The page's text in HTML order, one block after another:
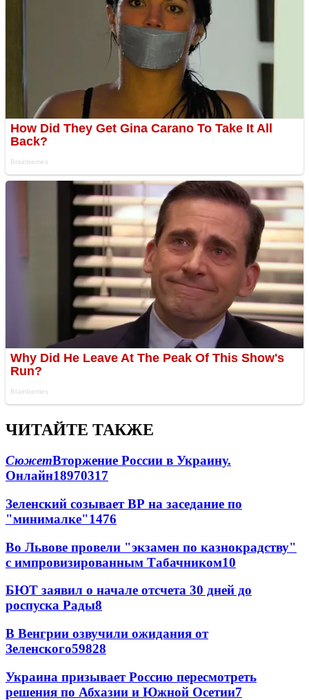
ЧИТАЙТЕ ТАКЖЕ
СюжетВторжение России в Украину.
Онлайн18970317
Зеленский созывает ВР на заседание по
"минималке"1476
Во Львове провели "экзамен по казнокрадству"
с импровизированным Табачником10
БЮТ заявил о начале отсчета 30 дней до
роспуска Рады8
В Венгрии озвучили ожидания от
Зеленского59828
Украина призывает Россию пересмотреть
решения по Абхазии и Южной Осетии7